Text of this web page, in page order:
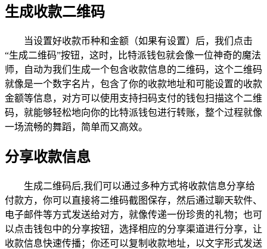
生成收款二维码
当设置好收款币种和金额（如果有设置）后，我们点击
“生成二维码”按钮，这时，比特派钱包就会像一位神奇的魔法
师，自动为我们生成一个包含收款信息的二维码，这个二维码
就像是一个数字名片，包含了你的收款地址和可能设置的收款
金额等信息，对方可以使用支持扫码支付的钱包扫描这个二维
码，就能够轻松地向你的比特派钱包进行转账，整个过程就像
一场流畅的舞蹈，简单而又高效。
分享收款信息
生成二维码后,我们可以通过多种方式将收款信息分享给
付款方，你可以直接将二维码截图保存，然后通过聊天软件、
电子邮件等方式发送给对方，就像传递一份珍贵的礼物；也可
以点击钱包中的分享按钮，选择相应的分享渠道进行分享，让
收款信息快速传播；你还可以复制收款地址，以文字形式发送